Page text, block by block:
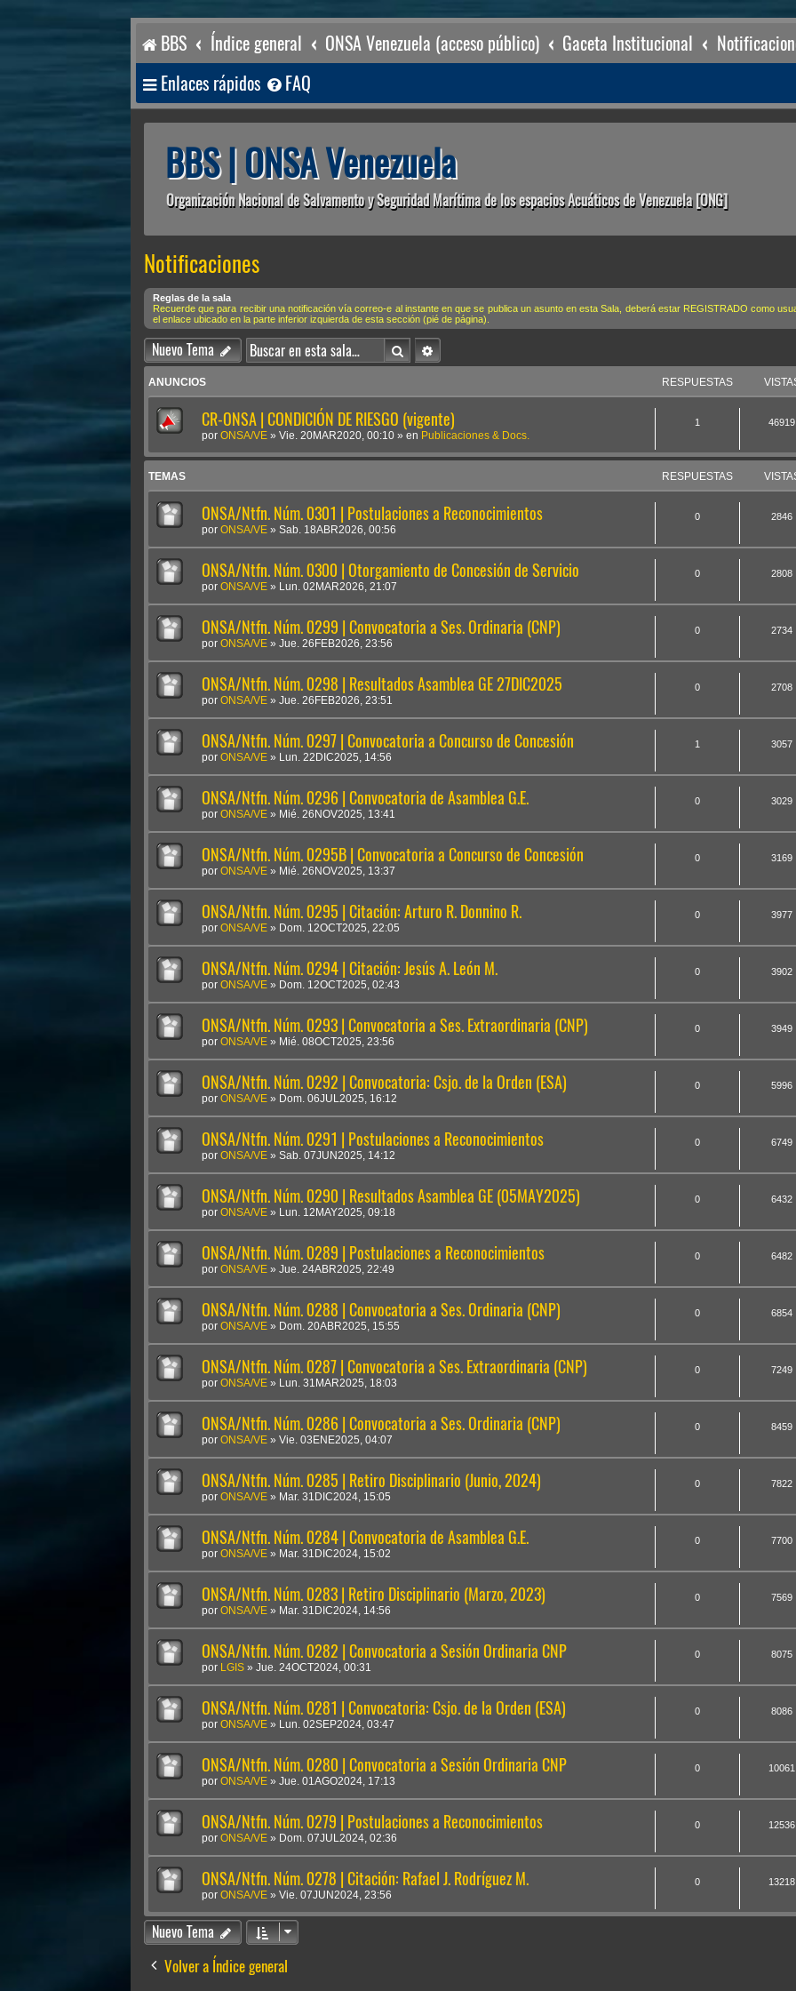
BBS Índice general ONSA Venezuela (acceso público) Gaceta Institucional
Enlaces rápidos FAQ
BBS | ONSA Venezuela
Organización Nacional de Salvamento y Seguridad Marítima de los espacios Acuáticos de Venezuela [ONG]
Notificaciones
Reglas de la sala
Recuerde que para recibir una notificación vía correo-e al instante en que se publica un asunto en esta Sala, deberá estar REGISTRADO como
el enlace ubicado en la parte inferior izquierda de esta sección (pié de página).
Nuevo Tema BuscarBúsqueda avanzada
ANUNCIOS RESPUESTAS
CR-ONSA | CONDICIÓN DE RIESGO (vigente)
por ONSA/VE » Vie. 20MAR2020, 00:10 » en Publicaciones & Docs.
1 46919
TEMAS RESPUESTAS
ONSA/Ntfn. Núm. 0301 | Postulaciones a Reconocimientos
por ONSA/VE » Sab. 18ABR2026, 00:56
0 2846
ONSA/Ntfn. Núm. 0300 | Otorgamiento de Concesión de Servicio
por ONSA/VE » Lun. 02MAR2026, 21:07
0 2808
ONSA/Ntfn. Núm. 0299 | Convocatoria a Ses. Ordinaria (CNP)
por ONSA/VE » Jue. 26FEB2026, 23:56
0 2734
ONSA/Ntfn. Núm. 0298 | Resultados Asamblea GE 27DIC2025
por ONSA/VE » Jue. 26FEB2026, 23:51
0 2708
ONSA/Ntfn. Núm. 0297 | Convocatoria a Concurso de Concesión
por ONSA/VE » Lun. 22DIC2025, 14:56
1 3057
ONSA/Ntfn. Núm. 0296 | Convocatoria de Asamblea G.E.
por ONSA/VE » Mié. 26NOV2025, 13:41
0 3029
ONSA/Ntfn. Núm. 0295B | Convocatoria a Concurso de Concesión
por ONSA/VE » Mié. 26NOV2025, 13:37
0 3169
ONSA/Ntfn. Núm. 0295 | Citación: Arturo R. Donnino R.
por ONSA/VE » Dom. 12OCT2025, 22:05
0 3977
ONSA/Ntfn. Núm. 0294 | Citación: Jesús A. León M.
por ONSA/VE » Dom. 12OCT2025, 02:43
0 3902
ONSA/Ntfn. Núm. 0293 | Convocatoria a Ses. Extraordinaria (CNP)
por ONSA/VE » Mié. 08OCT2025, 23:56
0 3949
ONSA/Ntfn. Núm. 0292 | Convocatoria: Csjo. de la Orden (ESA)
por ONSA/VE » Dom. 06JUL2025, 16:12
0 5996
ONSA/Ntfn. Núm. 0291 | Postulaciones a Reconocimientos
por ONSA/VE » Sab. 07JUN2025, 14:12
0 6749
ONSA/Ntfn. Núm. 0290 | Resultados Asamblea GE (05MAY2025)
por ONSA/VE » Lun. 12MAY2025, 09:18
0 6432
ONSA/Ntfn. Núm. 0289 | Postulaciones a Reconocimientos
por ONSA/VE » Jue. 24ABR2025, 22:49
0 6482
ONSA/Ntfn. Núm. 0288 | Convocatoria a Ses. Ordinaria (CNP)
por ONSA/VE » Dom. 20ABR2025, 15:55
0 6854
ONSA/Ntfn. Núm. 0287 | Convocatoria a Ses. Extraordinaria (CNP)
por ONSA/VE » Lun. 31MAR2025, 18:03
0 7249
ONSA/Ntfn. Núm. 0286 | Convocatoria a Ses. Ordinaria (CNP)
por ONSA/VE » Vie. 03ENE2025, 04:07
0 8459
ONSA/Ntfn. Núm. 0285 | Retiro Disciplinario (Junio, 2024)
por ONSA/VE » Mar. 31DIC2024, 15:05
0 7822
ONSA/Ntfn. Núm. 0284 | Convocatoria de Asamblea G.E.
por ONSA/VE » Mar. 31DIC2024, 15:02
0 7700
ONSA/Ntfn. Núm. 0283 | Retiro Disciplinario (Marzo, 2023)
por ONSA/VE » Mar. 31DIC2024, 14:56
0 7569
ONSA/Ntfn. Núm. 0282 | Convocatoria a Sesión Ordinaria CNP
por LGIS » Jue. 24OCT2024, 00:31
0 8075
ONSA/Ntfn. Núm. 0281 | Convocatoria: Csjo. de la Orden (ESA)
por ONSA/VE » Lun. 02SEP2024, 03:47
0 8086
ONSA/Ntfn. Núm. 0280 | Convocatoria a Sesión Ordinaria CNP
por ONSA/VE » Jue. 01AGO2024, 17:13
0 10061
ONSA/Ntfn. Núm. 0279 | Postulaciones a Reconocimientos
por ONSA/VE » Dom. 07JUL2024, 02:36
0 12536
ONSA/Ntfn. Núm. 0278 | Citación: Rafael J. Rodríguez M.
por ONSA/VE » Vie. 07JUN2024, 23:56
0 13218
Nuevo Tema
Volver a Índice general